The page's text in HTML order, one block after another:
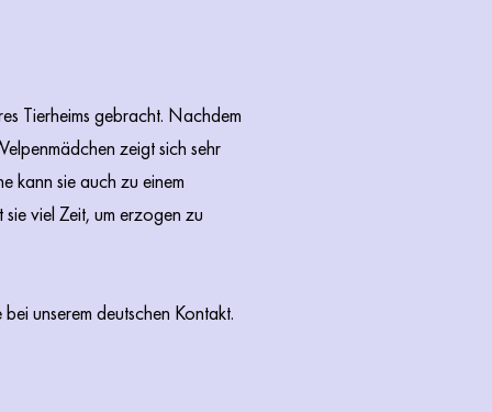
Tierheims gebracht. Nachdem
zeigt sich sehr
kann sie auch zu einem
viel Zeit, um erzogen zu
unserem deutschen Kontakt.